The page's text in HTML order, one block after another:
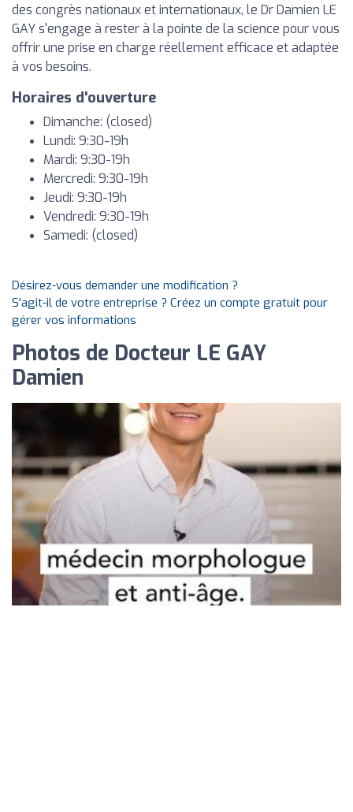
des congrès nationaux et internationaux, le Dr Damien LE
GAY s'engage à rester à la pointe de la science pour vous
offrir une prise en charge réellement efficace et adaptée
à vos besoins.
Horaires d'ouverture
Dimanche: (closed)
Lundi: 9:30-19h
Mardi: 9:30-19h
Mercredi: 9:30-19h
Jeudi: 9:30-19h
Vendredi: 9:30-19h
Samedi: (closed)
Désirez-vous demander une modification ?
S'agit-il de votre entreprise ? Créez un compte gratuit pour
gérer vos informations
Photos de Docteur LE GAY
Damien